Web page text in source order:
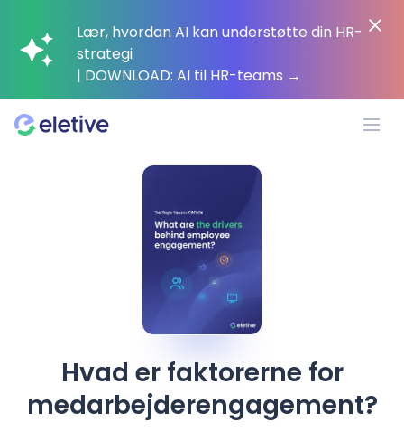
Lær, hvordan AI kan understøtte din HR-
strategi
| DOWNLOAD: AI til HR-teams →
Ressourcer
Prisfastsættelse
Hvad er faktorerne for
medarbejderengagement?